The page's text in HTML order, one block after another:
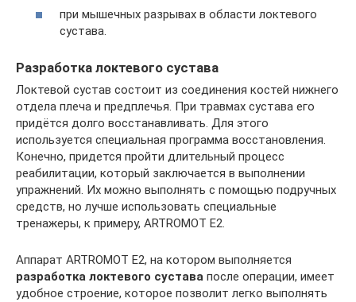
при мышечных разрывах в области локтевого
сустава.
Разработка локтевого сустава
Локтевой сустав состоит из соединения костей нижнего
отдела плеча и предплечья. При травмах сустава его
придётся долго восстанавливать. Для этого
используется специальная программа восстановления.
Конечно, придется пройти длительный процесс
реабилитации, который заключается в выполнении
упражнений. Их можно выполнять с помощью подручных
средств, но лучше использовать специальные
тренажеры, к примеру, ARTROMOT E2.
Аппарат ARTROMOT E2, на котором выполняется
разработка локтевого сустава после операции, имеет
удобное строение, которое позволит легко выполнять